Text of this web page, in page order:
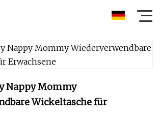
Nappy Mommy
Wickeltasche für